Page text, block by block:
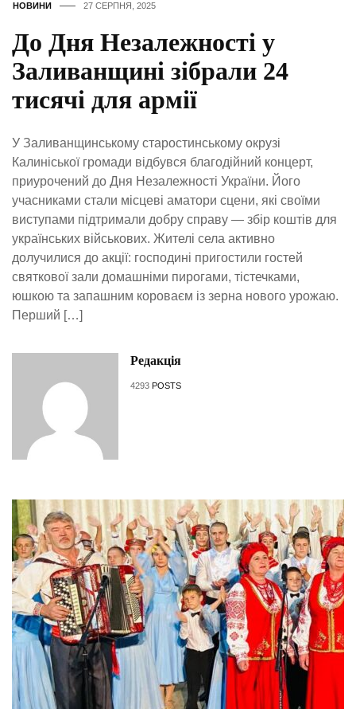
НОВИНИ 27 СЕРПНЯ, 2025
До Дня Незалежності у
Заливанщині зібрали 24
тисячі для армії
У Заливанщинському старостинському окрузі
Калиніської громади відбувся благодійний концерт,
приурочений до Дня Незалежності України. Його
учасниками стали місцеві аматори сцени, які своїми
виступами підтримали добру справу — збір коштів для
українських військових. Жителі села активно
долучилися до акції: господині пригостили гостей
святкової зали домашніми пирогами, тістечками,
юшкою та запашним короваєм із зерна нового урожаю.
Перший […]
Редакція
4293 POSTS